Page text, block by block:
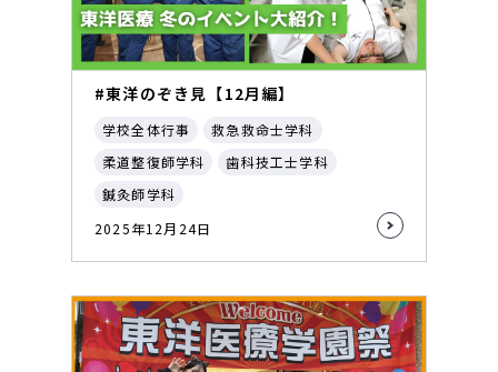
#東洋のぞき見【12月編】
学校全体行事
救急救命士学科
柔道整復師学科
歯科技工士学科
鍼灸師学科
2025年12月24日